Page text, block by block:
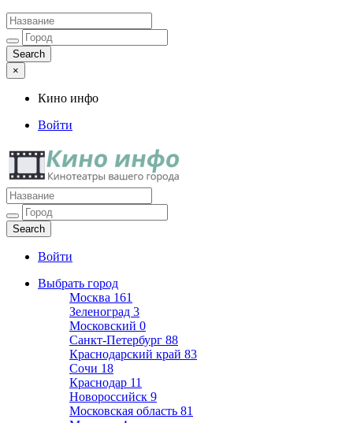
×
Кино инфо
Войти
Кино инфо
Кинотеатры вашего города
Войти
Выбрать город
Москва 161
Зеленоград 3
Московский 0
Санкт-Петербург 88
Краснодарский край 83
Сочи 18
Краснодар 11
Новороссийск 9
Московская область 81